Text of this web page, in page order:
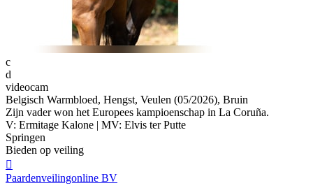
c
d
videocam
Belgisch Warmbloed, Hengst, Veulen (05/2026), Bruin
Zijn vader won het Europees kampioenschap in La Coruña.
V: Ermitage Kalone | MV: Elvis ter Putte
Springen
Bieden op veiling

Paardenveilingonline BV